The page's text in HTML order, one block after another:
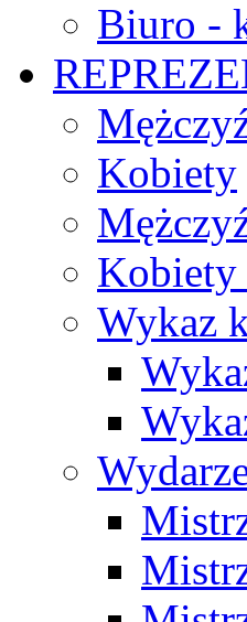
Biuro -
Kobiety
Kobiety
Wykaz